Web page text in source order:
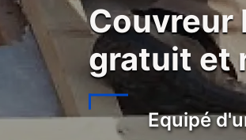
Couvreur
gratuit et
Equipé